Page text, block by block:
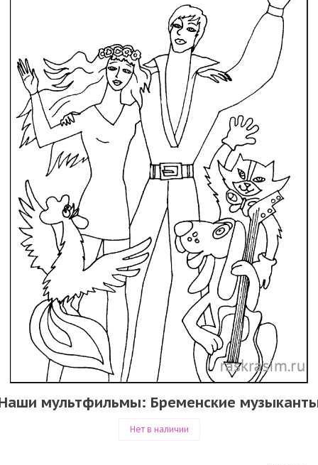
мультфильмы: Бременские
Нет в наличии